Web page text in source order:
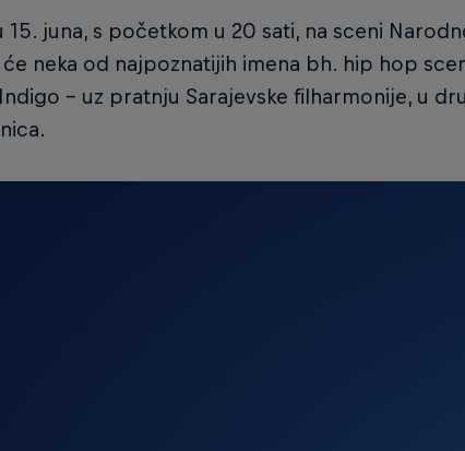
15. juna, s početkom u 20 sati, na sceni
neka od najpoznatijih imena bh. hip hop
- uz pratnju Sarajevske filharmonije, u